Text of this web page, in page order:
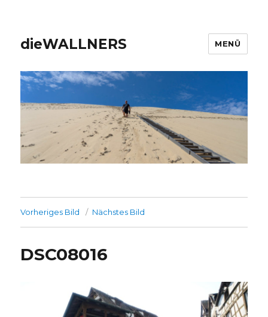
dieWALLNERS MENÜ
Vorheriges Bild Nächstes Bild
DSC08016